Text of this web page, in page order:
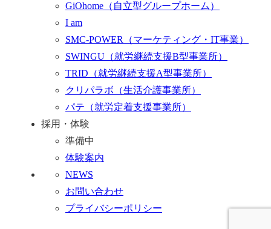
GiOhome （自立型グループホーム）
I am
SMC-POWER （マーケティング・IT事業）
SWINGU （就労継続支援B型事業所）
TRID （就労継続支援A型事業所）
クリパラボ （生活介護事業所）
パテ （就労定着支援事業所）
採用・体験
準備中
体験案内
NEWS
お問い合わせ
プライバシーポリシー